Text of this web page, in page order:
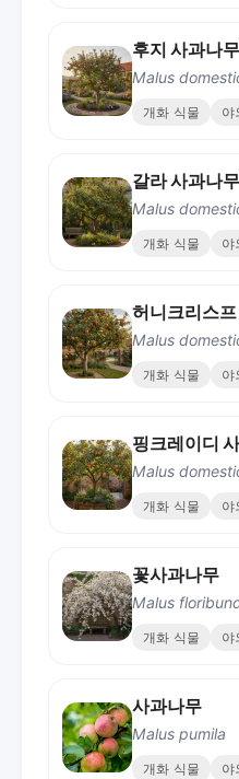
후지 사과나무
Malus
개화 식물 야
갈라 사과나무
Malus
개화 식물 야
허니크리스
Malus
개화 식물 야
핑크레이디
Malus
개화 식물 야
꽃사과나무
Malus
개화 식물 야
사과나무
Malus pumila
개화 식물 야